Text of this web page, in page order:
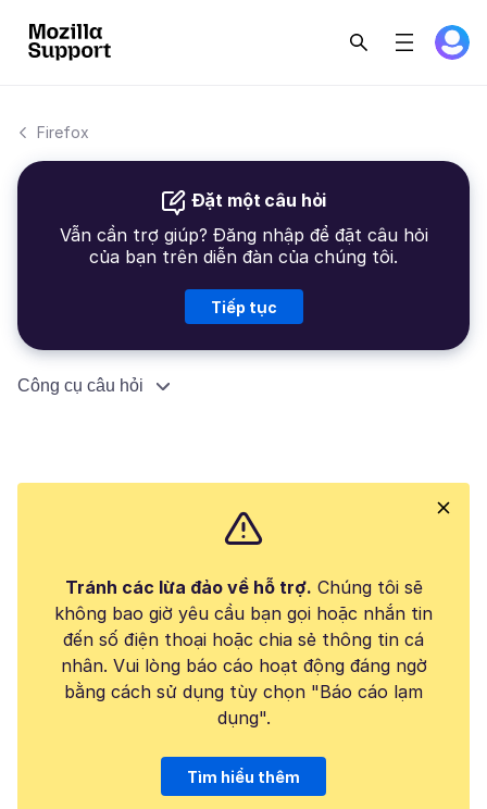
Firefox
Đặt một câu hỏi
Vẫn cần trợ giúp? Đăng nhập để đặt câu hỏi
của bạn trên diễn đàn của chúng tôi.
Tiếp tục
Công cụ câu hỏi
Tránh các lừa đảo về hỗ trợ. Chúng tôi sẽ
không bao giờ yêu cầu bạn gọi hoặc nhắn tin
đến số điện thoại hoặc chia sẻ thông tin cá
nhân. Vui lòng báo cáo hoạt động đáng ngờ
bằng cách sử dụng tùy chọn "Báo cáo lạm
dụng".
Tìm hiểu thêm